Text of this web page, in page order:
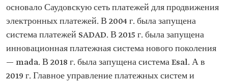
основало Саудовскую сеть платежей для продвижения
электронных платежей. В 2004 г. была запущена
система платежей SADAD. В 2015 г. была запущена
инновационная платежная система нового поколения
— mada. В 2018 г. была запущена система Esal. А в
2019 г. Главное управление платежных систем и